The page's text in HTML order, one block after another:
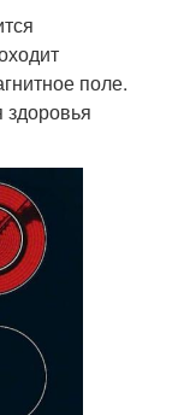
поле.
здоровья